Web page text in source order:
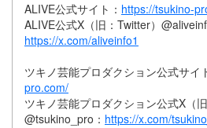
ALIVE公式サイト： https://tsukino-
ALIVE公式X（旧：Twitter）
https://x.com/aliveinfo1
ツキノ芸能プロダクション公式サイ
pro.com/
ツキノ芸能プロダクション公式X（旧
@tsukino_pro： https://x.com/